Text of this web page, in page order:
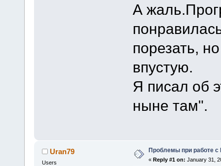
А
порезать,
впустую.
Я писал об
ныне там".
Uran79
Users
Проблемы при работе
« Reply #1 on: January 31,